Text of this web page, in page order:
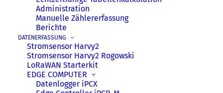
Administration
Manuelle Zählererfassung
Berichte
DATENERFASSUNG
Stromsensor Harvy2
Stromsensor Harvy2 Rogowski
LoRaWAN Starterkit
EDGE COMPUTER
Datenlogger iPCX
Einsparpotenziale aufdecken,
Ressourcen schonen, Prozesse
optimieren mit Produkten von deZem